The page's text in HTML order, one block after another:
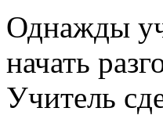
Однажды
начать
Учитель